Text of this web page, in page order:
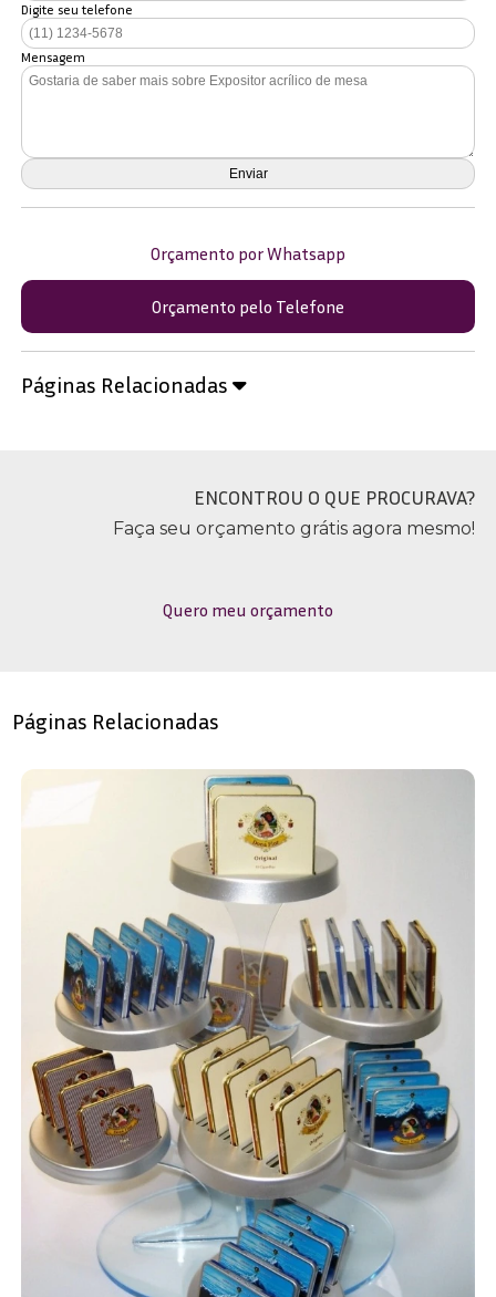
Digite seu telefone
Mensagem
Orçamento por Whatsapp
Orçamento pelo Telefone
Páginas Relacionadas
ENCONTROU O QUE PROCURAVA?
Faça seu orçamento grátis agora mesmo!
Quero meu orçamento
Páginas Relacionadas